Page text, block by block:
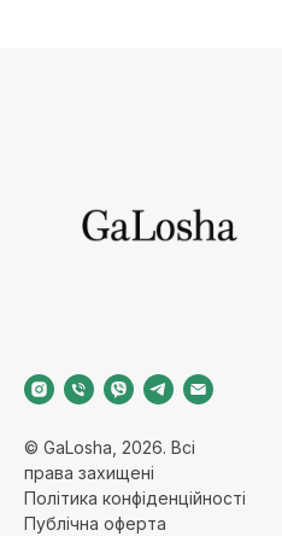
© GaLosha, 2026. Всі
права захищені
Політика конфіденційності
Публічна оферта